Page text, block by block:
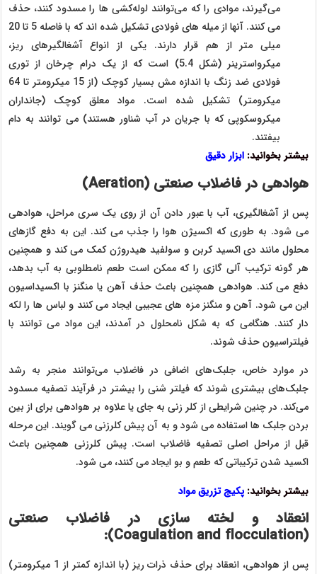
می‌گیرند، موادی را که می‌توانند لوله‌کشی ها را مسدود کنند، حذف
می کنند. آنها از میله های فولادی تشکیل شده اند که با فاصله 5 تا 20
میلی متر از هم قرار دارند. یکی از انواع آشغالگیرهای ریز،
میکرواسترینر (شکل 5.4) است که از یک درام چرخان از توری
فولادی ضد زنگ با اندازه مش بسیار کوچک (از 15 میکرومتر تا 64
میکرومتر) تشکیل شده است. مواد معلق کوچک (جانداران
میکروسکوپی که با جریان در آب شناور هستند) می توانند به دام
بیفتند.
بیشتر بخوانید: ابزار دقیق
هوادهی در فاضلاب صنعتی (Aeration
)
پس از آشغالگیری، آب با عبور دادن آن از روی یک سری مراحل، هوادهی
می شود. به طوری که اکسیژن هوا را جذب می کند. این به دفع گازهای
محلول مانند دی اکسید کربن و سولفید هیدروژن کمک می کند و همچنین
هر گونه ترکیب آلی گازی را که ممکن است طعم نامطلوبی به آب بدهد،
دفع می کند. هوادهی همچنین باعث حذف آهن یا منگنز با اکسیداسیون
این می شود. آهن و منگنز مزه های عجیبی ایجاد می کنند و لباس ها را لکه
دار کنند. هنگامی که به شکل نامحلول در آمدند، این مواد می توانند با
فیلتراسیون حذف شوند.
در موارد خاص، جلبک‌های اضافی در فاضلاب می‌توانند منجر به رشد
جلبک‌های بیشتری شوند که فیلتر شنی را بیشتر در فرآیند تصفیه مسدود
می‌کند. در چنین شرایطی از کلر زنی به جای یا علاوه بر هوادهی برای از بین
بردن جلبک ها استفاده می شود و به آن پیش کلرزنی می گویند. این مرحله
قبل از مراحل اصلی تصفیه فاضلاب است. پیش کلرزنی همچنین باعث
اکسید شدن ترکیباتی که طعم و بو ایجاد می کنند، می شود.
بیشتر بخوانید:‌ پکیج تزریق مواد
انعقاد و لخته سازی در فاضلاب صنعتی
(
Coagulation and flocculation
):
پس از هوادهی، انعقاد برای حذف ذرات ریز (با اندازه کمتر از 1 میکرومتر)